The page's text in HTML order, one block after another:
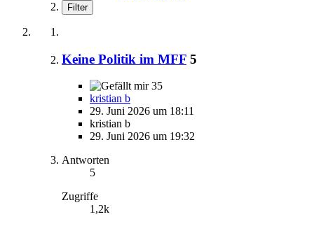
Filter
Keine Politik im MFF 5
35
kristian b
29. Juni 2026 um 18:11
kristian b
29. Juni 2026 um 19:32
Antworten
5
Zugriffe
1,2k